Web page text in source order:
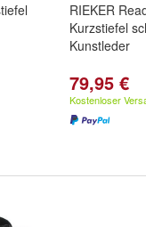
RIEKER
Kurzstiefel
Kunstleder
79,95 €
Kostenloser